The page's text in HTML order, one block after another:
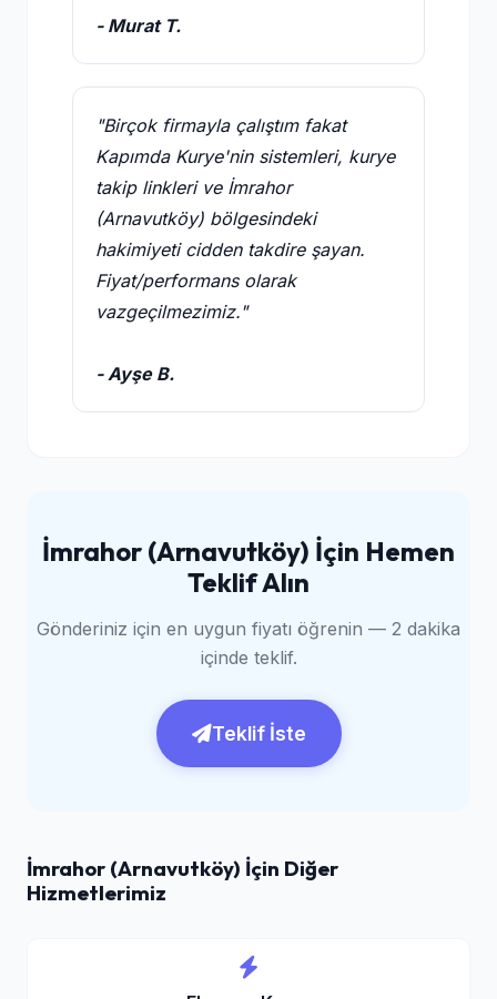
- Murat T.
"Birçok firmayla çalıştım fakat
Kapımda Kurye'nin sistemleri, kurye
takip linkleri ve İmrahor
(Arnavutköy) bölgesindeki
hakimiyeti cidden takdire şayan.
Fiyat/performans olarak
vazgeçilmezimiz."
- Ayşe B.
İmrahor (Arnavutköy) İçin Hemen
Teklif Alın
Gönderiniz için en uygun fiyatı öğrenin — 2 dakika
içinde teklif.
Teklif İste
İmrahor (Arnavutköy) İçin Diğer
Hizmetlerimiz